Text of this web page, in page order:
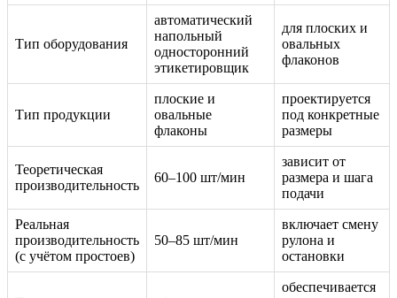
Тип оборудования
автоматический
напольный
односторонний
этикетировщик
для плоских и
овальных
флаконов
Тип продукции
плоские и
овальные
флаконы
проектируется
под конкретные
размеры
Теоретическая
производительность
60–100 шт/мин
зависит от
размера и шага
подачи
Реальная
производительность
(с учётом простоев)
50–85 шт/мин
включает смену
рулона и
остановки
обеспечивается